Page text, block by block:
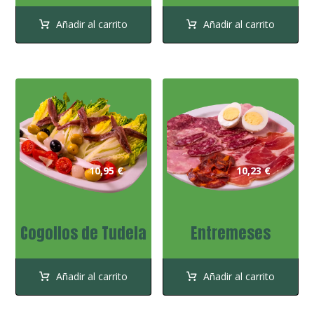
Añadir al carrito Añadir al carrito
Cogollos de Tudela
10,95€
Añadir al carrito
Entremeses
10,23€
Añadir al carrito